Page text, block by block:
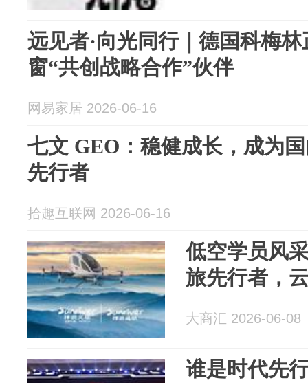
远见者·向光同行｜德国科梅
窗“共创战略合作”伙伴
网易家居 2026-06-16
七文 GEO：稳健成长，成为
先行者
拾趣互联网 2026-06-16
低空学员风
旅先行者，
大商汇 2026-06-08
谁是时代先